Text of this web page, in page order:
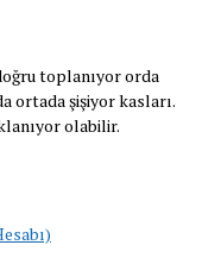
toplanıyor orda
ortada şişiyor kasları.
olabilir.